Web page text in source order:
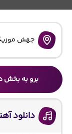
جهش
برو به بخش
دانلود